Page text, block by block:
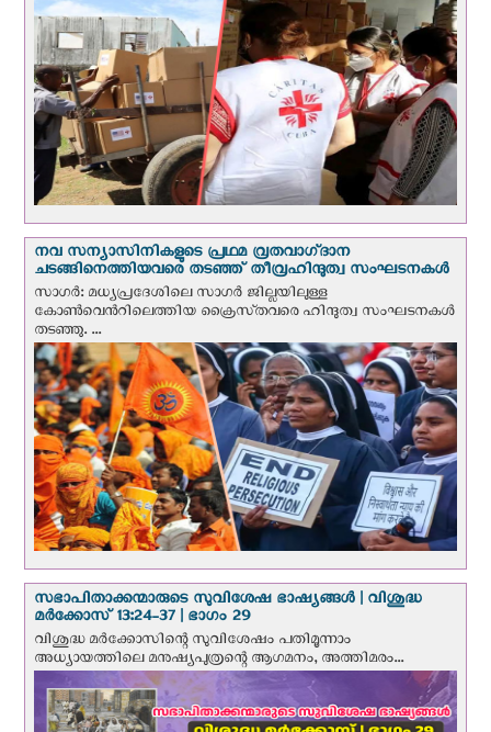
നവ സന്യാസിനികളുടെ പ്രഥമ വ്രതവാഗ്‌ദാന
ചടങ്ങിനെത്തിയവരെ തടഞ്ഞ് തീവ്രഹിന്ദുത്വ സംഘടനകള്‍
സാഗർ: മധ്യപ്രദേശിലെ സാഗർ ജില്ലയിലുള്ള
കോൺവെന്‍റിലെത്തിയ ക്രൈസ്‌തവരെ ഹിന്ദുത്വ സംഘടനകൾ
തടഞ്ഞു. ...
സഭാപിതാക്കന്മാരുടെ സുവിശേഷ ഭാഷ്യങ്ങള്‍ | വിശുദ്ധ
മര്‍ക്കോസ് 13:24-37 | ഭാഗം 29
വിശുദ്ധ മര്‍ക്കോസിന്റെ സുവിശേഷം പതിമൂന്നാം
അധ്യായത്തിലെ മനുഷ്യപുത്രന്റെ ആഗമനം, അത്തിമരം...